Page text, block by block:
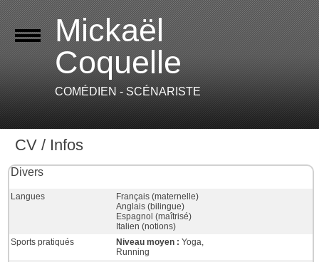
Mickaël
Coquelle
COMÉDIEN - SCÉNARISTE
CV / Infos
Divers
Langues
Français (maternelle)
Anglais (bilingue)
Espagnol (maîtrisé)
Italien (notions)
Sports pratiqués
Niveau moyen : Yoga,
Running